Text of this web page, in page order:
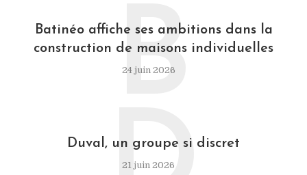
Batinéo affiche ses ambitions dans la
construction de maisons individuelles
24 juin 2026
B
Duval, un groupe si discret
21 juin 2026